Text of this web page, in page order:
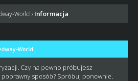
World › Informacja
World
Czy na pewno próbujesz
sposób? Spróbuj ponownie.